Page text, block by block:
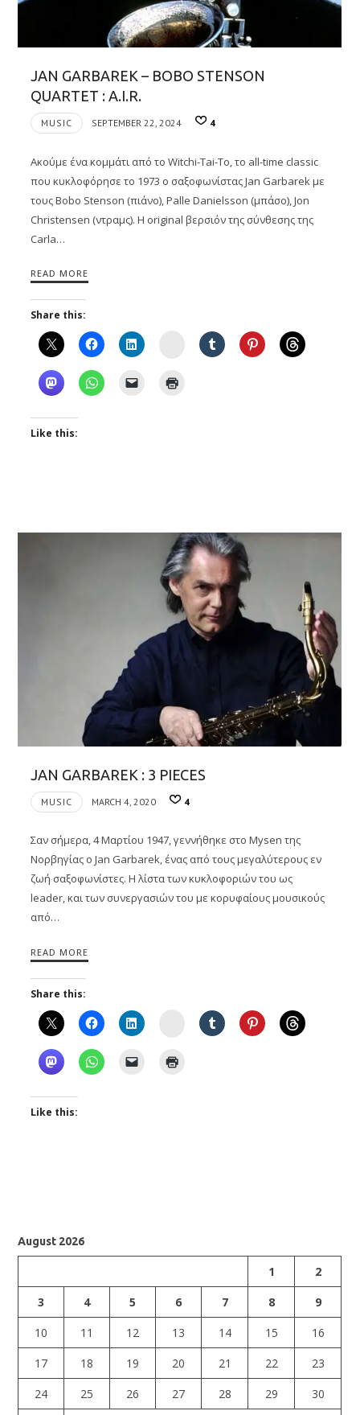
JAN GARBAREK – BOBO STENSON
QUARTET : A.I.R.
MUSIC SEPTEMBER 22, 2024 4
Ακούμε ένα κομμάτι από το Witchi-Tai-To, το all-time classic
που κυκλοφόρησε το 1973 ο σαξοφωνίστας Jan Garbarek με
τους Bobo Stenson (πιάνο), Palle Danielsson (μπάσο), Jon
Christensen (ντραμς). Η original βερσιόν της σύνθεσης της
Carla…
READ MORE
Share this:
Instagram
Like this:
JAN GARBAREK : 3 PIECES
MUSIC MARCH 4, 2020 4
Σαν σήμερα, 4 Μαρτίου 1947, γεννήθηκε στο Mysen της
Νορβηγίας ο Jan Garbarek, ένας από τους μεγαλύτερους εν
ζωή σαξοφωνίστες. Η λίστα των κυκλοφοριών του ως
leader, και των συνεργασιών του με κορυφαίους μουσικούς
από…
READ MORE
Share this:
Instagram
Like this:
August 2026
1
2
3
4 5 6 7 8
9
10
11 12 13 14 15
16
17
18 19 20 21 22
23
24
25 26 27 28 29
30